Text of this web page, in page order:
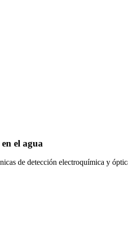
el agua
de detección electroquímica y